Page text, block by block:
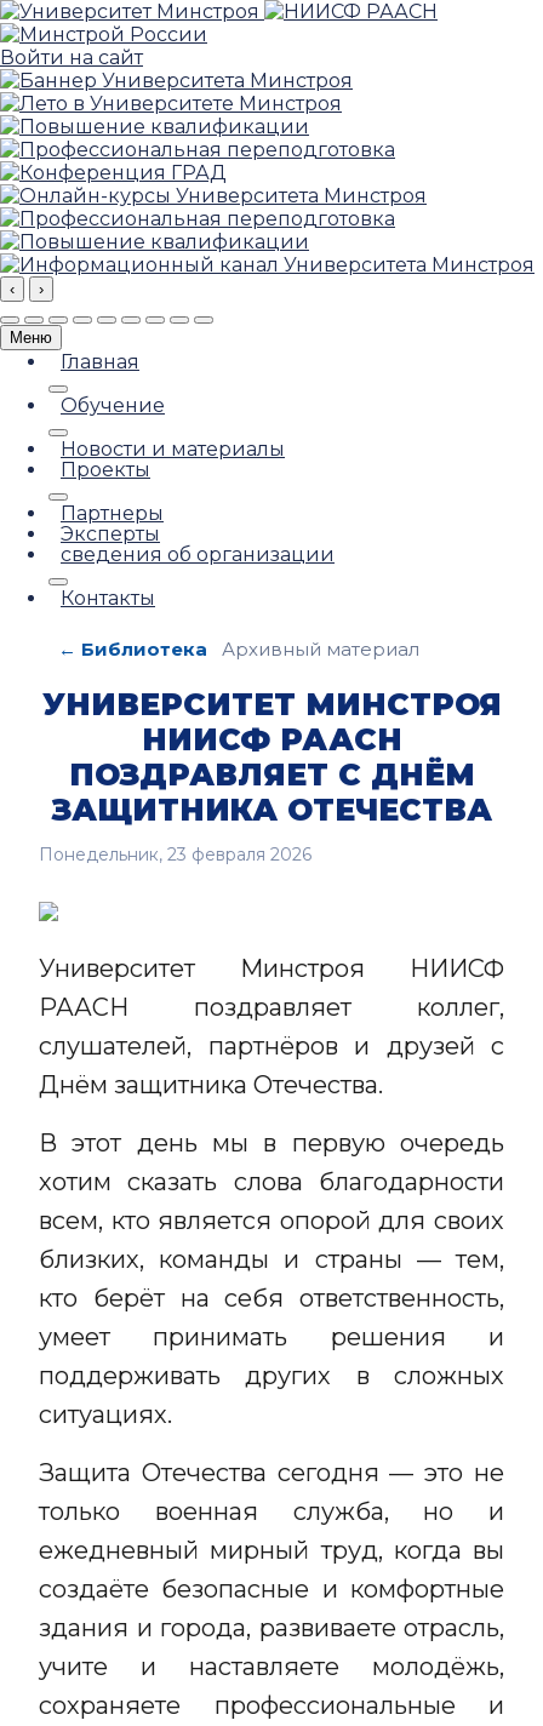
Войти на сайт
‹ ›
Меню
Главная
Обучение
Новости и материалы
Проекты
Партнеры
Эксперты
сведения об организации
Контакты
← Библиотека Архивный материал
УНИВЕРСИТЕТ МИНСТРОЯ
НИИСФ РААСН
ПОЗДРАВЛЯЕТ С ДНЁМ
ЗАЩИТНИКА ОТЕЧЕСТВА
Понедельник, 23 февраля 2026
Университет Минстроя НИИСФ
РААСН поздравляет коллег,
слушателей, партнёров и друзей с
Днём защитника Отечества.
В этот день мы в первую очередь
хотим сказать слова благодарности
всем, кто является опорой для своих
близких, команды и страны — тем,
кто берёт на себя ответственность,
умеет принимать решения и
поддерживать других в сложных
ситуациях.
Защита Отечества сегодня — это не
только военная служба, но и
ежедневный мирный труд, когда вы
создаёте безопасные и комфортные
здания и города, развиваете отрасль,
учите и наставляете молодёжь,
сохраняете профессиональные и